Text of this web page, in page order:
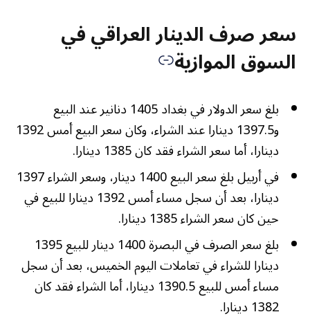
سعر صرف الدينار العراقي في
السوق الموازية
بلغ سعر الدولار في بغداد 1405 دنانير عند البيع
و1397.5 دينارا عند الشراء، وكان سعر البيع أمس 1392
دينارا، أما سعر الشراء فقد كان 1385 دينارا.
في أربيل بلغ سعر البيع 1400 دينار، وسعر الشراء 1397
دينارا، بعد أن سجل مساء أمس 1392 دينارا للبيع في
حين كان سعر الشراء 1385 دينارا.
بلغ سعر الصرف في البصرة 1400 دينار للبيع 1395
دينارا للشراء في تعاملات اليوم الخميس، بعد أن سجل
مساء أمس للبيع 1390.5 دينارا، أما الشراء فقد كان
1382 دينارا.